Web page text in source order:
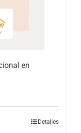
en
Detalles